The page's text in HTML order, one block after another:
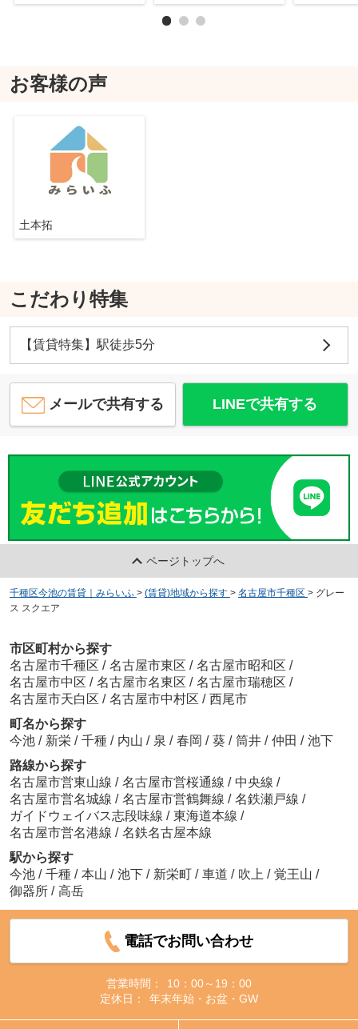
お客様の声
土本拓
こだわり特集
【賃貸特集】駅徒歩5分
メールで共有する LINEで共有する
ページトップへ
千種区今池の賃貸｜みらいふ > (賃貸)地域から探す > 名古屋市千種区 > グレー
ス スクエア
市区町村から探す
名古屋市千種区 / 名古屋市東区 / 名古屋市昭和区 /
名古屋市中区 / 名古屋市名東区 / 名古屋市瑞穂区 /
名古屋市天白区 / 名古屋市中村区 / 西尾市
町名から探す
今池 / 新栄 / 千種 / 内山 / 泉 / 春岡 / 葵 / 筒井 / 仲田 / 池下
路線から探す
名古屋市営東山線 / 名古屋市営桜通線 / 中央線 /
名古屋市営名城線 / 名古屋市営鶴舞線 / 名鉄瀬戸線 /
ガイドウェイバス志段味線 / 東海道本線 /
名古屋市営名港線 / 名鉄名古屋本線
駅から探す
今池 / 千種 / 本山 / 池下 / 新栄町 / 車道 / 吹上 / 覚王山 /
御器所 / 高岳
電話でお問い合わせ
営業時間：
10：00～19：00
定休日：
年末年始・お盆・GW